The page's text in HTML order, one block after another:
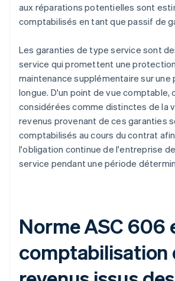
aux réparations potentielles sont
comptabilisés en tant que passif de
Les garanties de type service sont
service qui promettent une
maintenance supplémentaire sur une
longue. D'un point de vue comptable,
considérées comme distinctes de la
revenus provenant de ces garanties
comptabilisés au cours du contrat
l'obligation continue de l'entreprise
service pendant une période
Norme ASC 606
comptabilisation